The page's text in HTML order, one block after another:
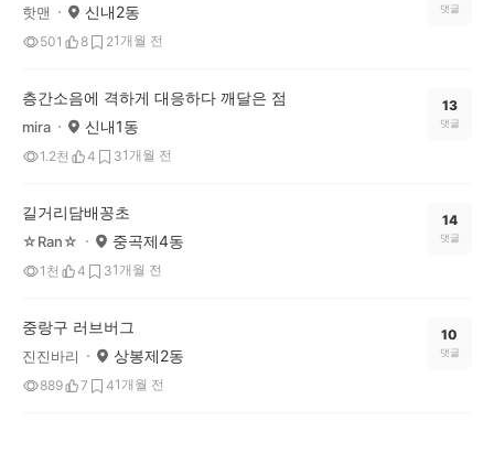
핫맨 신내2동
501 8 21개월 전
댓글
층간소음에 격하게 대응하다 깨달은 점
mira 신내1동
1.2천 4 31개월 전
13
댓글
길거리담배꽁초
☆Ran☆ 중곡제4동
1천 4 31개월 전
14
댓글
중랑구 러브버그
진진바리 상봉제2동
889 7 41개월 전
10
댓글